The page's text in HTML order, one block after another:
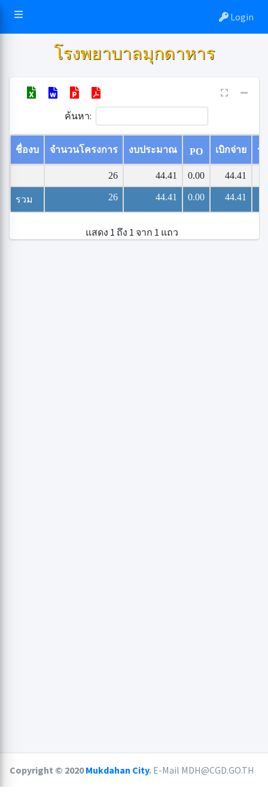
Login
โรงพยาบาลมุกดาหาร
ค้นหา:
ชื่องบ จำนวนโครงการ งบประมาณ PO เบิกจ่าย ร้
26 44.41 0.00 44.41
รวม 26 44.41 0.00 44.41
แสดง 1 ถึง 1 จาก 1 แถว
Copyright © 2020Mukdahan City. E-Mail MDH@CGD.GO.TH